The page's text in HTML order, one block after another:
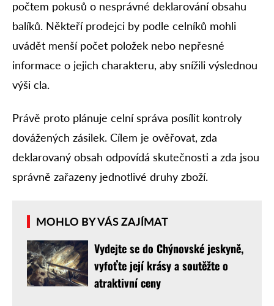
počtem pokusů o nesprávné deklarování obsahu
balíků. Někteří prodejci by podle celníků mohli
uvádět menší počet položek nebo nepřesné
informace o jejich charakteru, aby snížili výslednou
výši cla.
Právě proto plánuje celní správa posílit kontroly
dovážených zásilek. Cílem je ověřovat, zda
deklarovaný obsah odpovídá skutečnosti a zda jsou
správně zařazeny jednotlivé druhy zboží.
MOHLO BY VÁS ZAJÍMAT
Vydejte se do Chýnovské jeskyně,
vyfoťte její krásy a soutěžte o
atraktivní ceny